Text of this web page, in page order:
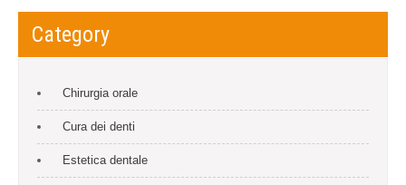
Category
Chirurgia orale
Cura dei denti
Estetica dentale